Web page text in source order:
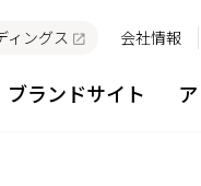
ィングス 会社情報
ブランドサイト